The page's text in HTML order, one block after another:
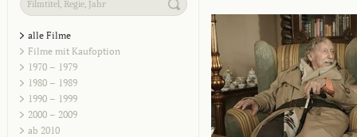
alle Filme
Filme mit Kaufoption
1970 – 1979
1980 – 1989
1990 – 1999
2000 – 2009
ab 2010